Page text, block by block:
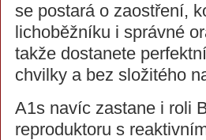
se postará o zaostření,
lichoběžníku i správné
takže dostanete
chvilky a bez složitého
A1s navíc zastane i roli
reproduktoru s